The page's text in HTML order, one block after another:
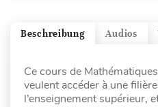
Audios
Beschreibung
Ce cours de
veulent accéder à une
l’enseignement supérieur,